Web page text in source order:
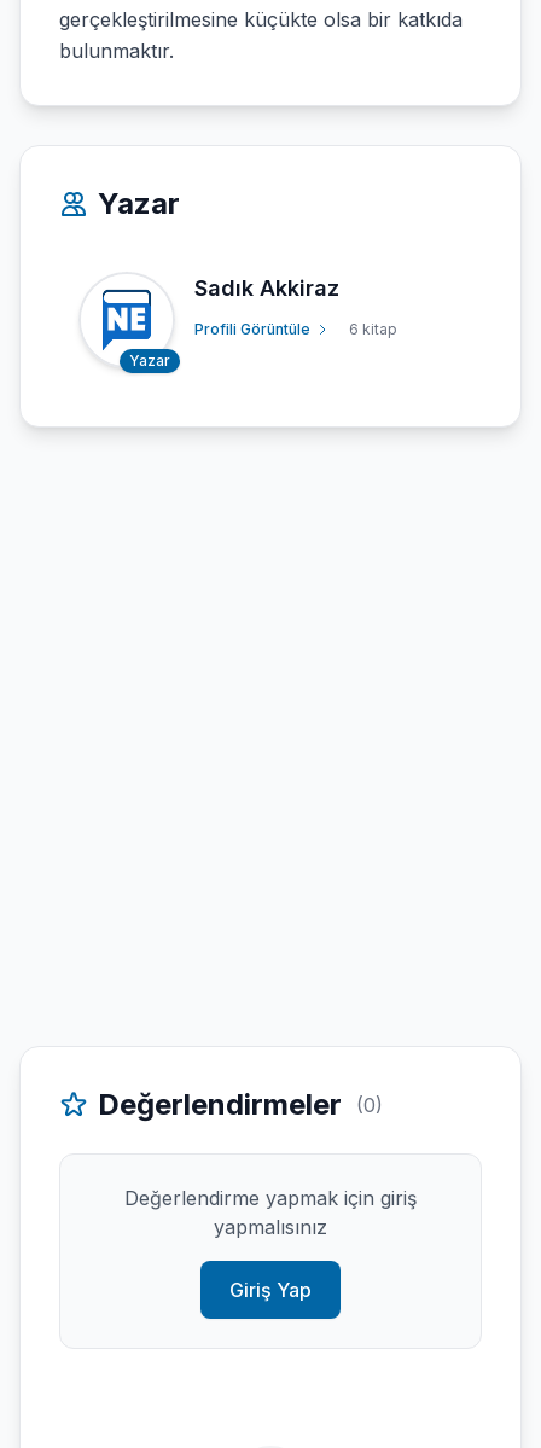
gerçekleştirilmesine küçükte olsa bir katkıda
bulunmaktır.
Yazar
Yazar
Sadık Akkiraz
Profili Görüntüle 6 kitap
Değerlendirmeler (0)
Değerlendirme yapmak için giriş
yapmalısınız
Giriş Yap